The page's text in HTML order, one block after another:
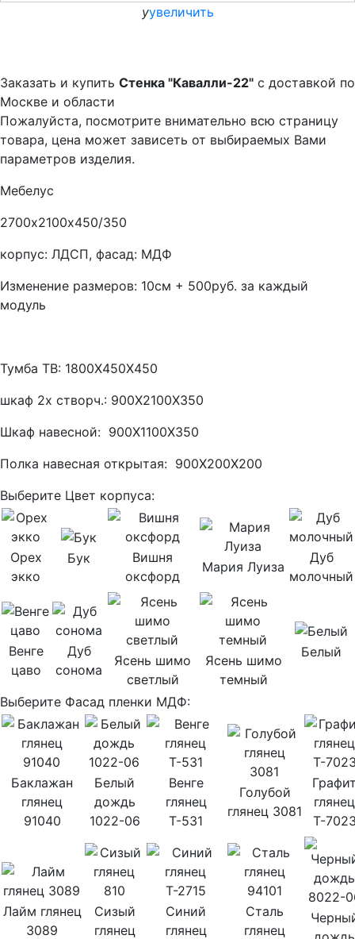
yувеличить
Заказать и купить Стенка "Кавалли-22" с доставкой по
Москве и области
Пожалуйста, посмотрите внимательно всю страницу
товара, цена может зависеть от выбираемых Вами
параметров изделия.
Мебелус
2700х2100х450/350
корпус: ЛДСП, фасад: МДФ
Изменение размеров: 10см + 500руб. за каждый
модуль
Тумба ТВ: 1800Х450Х450
шкаф 2х створч.: 900Х2100Х350
Шкаф навесной: 900Х1100Х350
Полка навесная открытая: 900Х200Х200
Выберите Цвет корпуса:
Орех
экко
Бук
Вишня
оксфорд
Мария Луиза
Дуб
молочный
Венге
цаво
Дуб
сонома
Ясень шимо
светлый
Ясень шимо
темный
Белый
Выберите Фасад пленки МДФ:
Баклажан
глянец
91040
Белый
дождь
1022-06
Венге
глянец
Т-531
Голубой
глянец 3081
глянец
Т-
Лайм глянец
3089
Сизый
глянец
Синий
глянец
Сталь
глянец